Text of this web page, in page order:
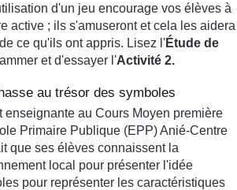
d'un jeu encourage vos élèves à
active ; ils s'amuseront et cela les aidera
ce qu'ils ont appris. Lisez l'Étude de
et d'essayer l'Activité 2.
au trésor des symboles
enseignante au Cours Moyen première
Primaire Publique (EPP) Anié-Centre
que ses élèves connaissent la
local pour présenter l'idée
pour représenter les caractéristiques